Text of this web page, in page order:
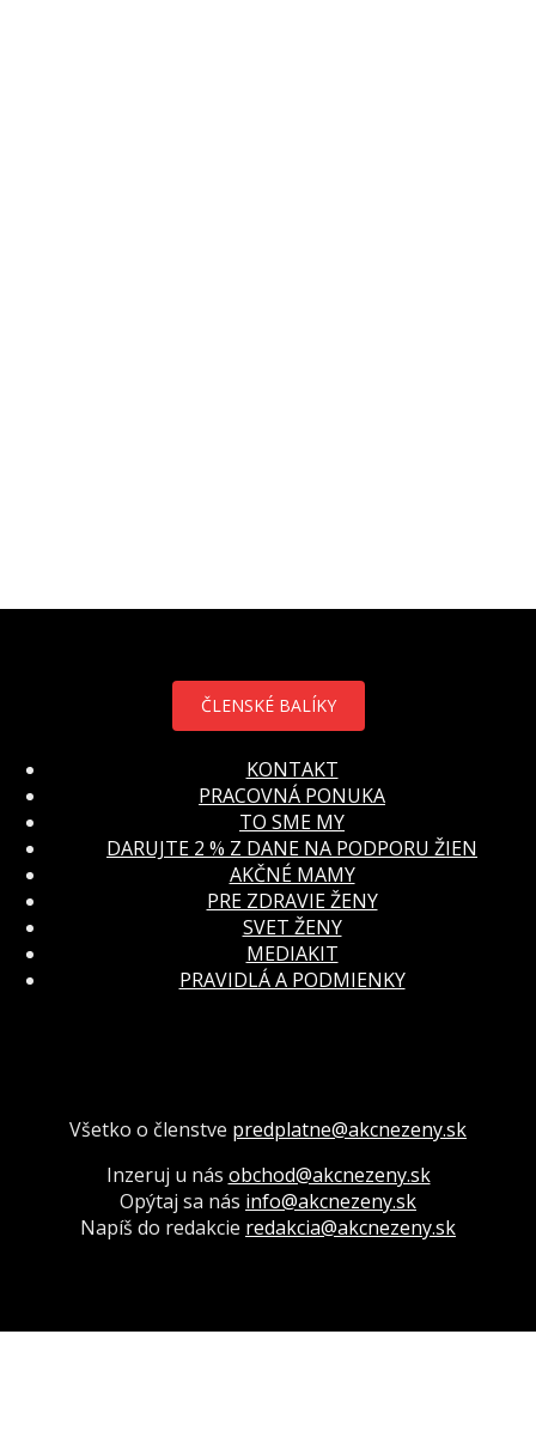
ČLENSKÉ BALÍKY
KONTAKT
PRACOVNÁ PONUKA
TO SME MY
DARUJTE 2 % Z DANE NA PODPORU ŽIEN
AKČNÉ MAMY
PRE ZDRAVIE ŽENY
SVET ŽENY
MEDIAKIT
PRAVIDLÁ A PODMIENKY
Všetko o členstve predplatne@akcnezeny.sk
Inzeruj u nás obchod@akcnezeny.sk
Opýtaj sa nás info@akcnezeny.sk
Napíš do redakcie redakcia@akcnezeny.sk